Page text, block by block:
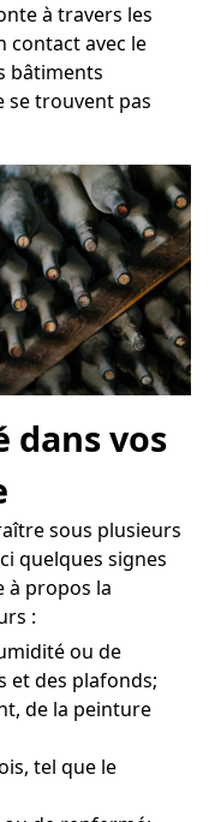
à travers les
contact avec le
bâtiments
se trouvent pas
dans vos
sous plusieurs
quelques signes
à propos la
:
ou de
et des plafonds;
de la peinture
tel que le